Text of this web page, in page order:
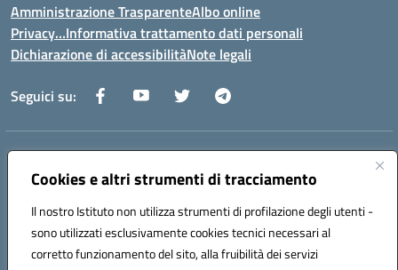
Cookies e altri strumenti di tracciamento
Il nostro Istituto non utilizza strumenti di profilazione degli utenti -
sono utilizzati esclusivamente cookies tecnici necessari al
corretto funzionamento del sito, alla fruibilità dei servizi
Amministrazione TrasparenteAlbo online
Privacy…Informativa trattamento dati personali
Dichiarazione di accessibilitàNote legali
Seguici su:
Indirizzo:
Centralino:089 201032 Email:saic88800v@istruzione.it
Codice fiscale: 80028930651
Codice meccanografico:
saic88800v
Codice unico di fatturazione (CUF): UFLEGP